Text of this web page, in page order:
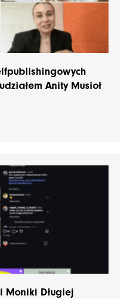
Anity Musioł
Moniki Długiej